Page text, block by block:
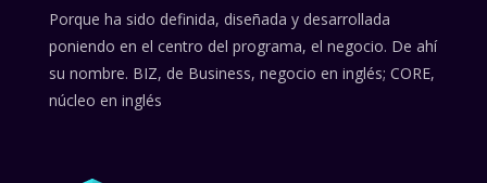
Porque ha sido definida, diseñada y desarrollada
poniendo en el centro del programa, el negocio. De ahí
su nombre. BIZ, de Business, negocio en inglés; CORE,
núcleo en inglés